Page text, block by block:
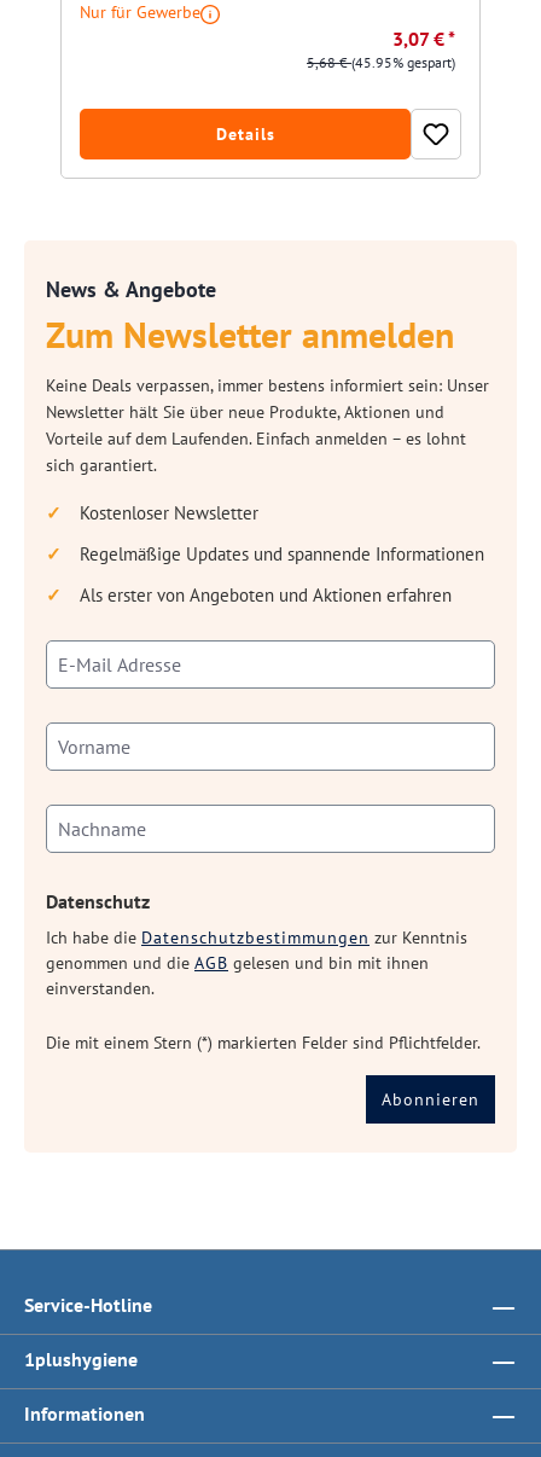
Nur für Gewerbe
3,07 € *
5,68 €(45.95% gespart)
Details
News & Angebote
Zum Newsletter anmelden
Keine Deals verpassen, immer bestens informiert sein: Unser
Newsletter hält Sie über neue Produkte, Aktionen und
Vorteile auf dem Laufenden. Einfach anmelden – es lohnt
sich garantiert.
Kostenloser Newsletter
Regelmäßige Updates und spannende Informationen
Als erster von Angeboten und Aktionen erfahren
Datenschutz
Ich habe die Datenschutzbestimmungen zur Kenntnis
genommen und die AGB gelesen und bin mit ihnen
einverstanden.
Die mit einem Stern (*) markierten Felder sind Pflichtfelder.
Abonnieren
Service-Hotline
1plushygiene
Informationen